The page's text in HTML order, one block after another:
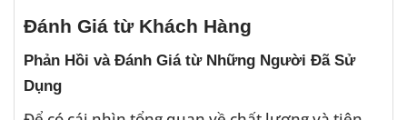
Đánh Giá từ Khách Hàng
Phản Hồi và Đánh Giá từ Những Người Đã Sử
Dụng